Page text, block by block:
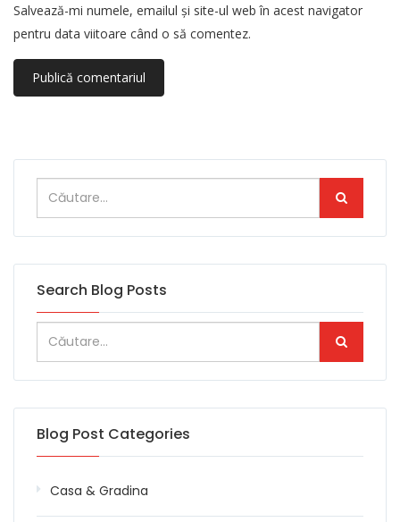
Salvează-mi numele, emailul și site-ul web în acest navigator
pentru data viitoare când o să comentez.
Search Blog Posts
Blog Post Categories
Casa & Gradina